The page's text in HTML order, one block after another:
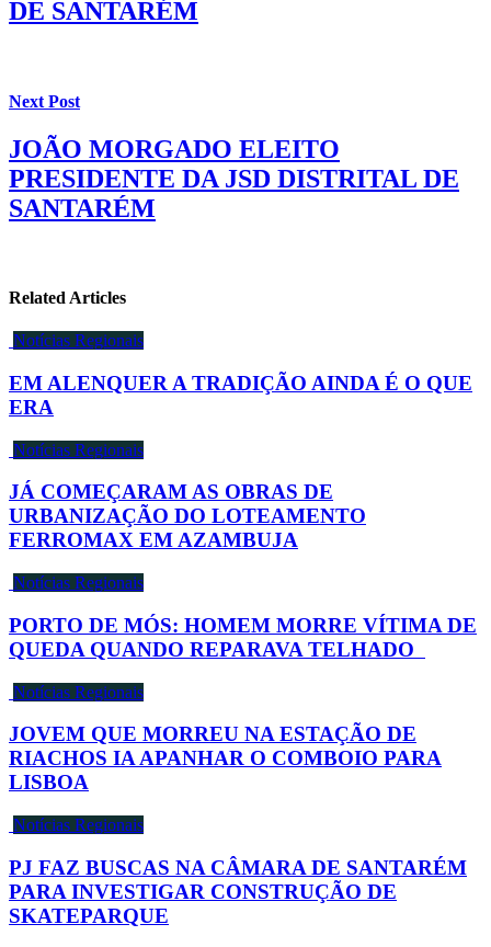
DE SANTARÉM
Next Post
JOÃO MORGADO ELEITO
PRESIDENTE DA JSD DISTRITAL DE
SANTARÉM
Related Articles
Notícias Regionais
EM ALENQUER A TRADIÇÃO AINDA É O QUE
ERA
Notícias Regionais
JÁ COMEÇARAM AS OBRAS DE
URBANIZAÇÃO DO LOTEAMENTO
FERROMAX EM AZAMBUJA
Notícias Regionais
PORTO DE MÓS: HOMEM MORRE VÍTIMA DE
QUEDA QUANDO REPARAVA TELHADO
Notícias Regionais
JOVEM QUE MORREU NA ESTAÇÃO DE
RIACHOS IA APANHAR O COMBOIO PARA
LISBOA
Notícias Regionais
PJ FAZ BUSCAS NA CÂMARA DE SANTARÉM
PARA INVESTIGAR CONSTRUÇÃO DE
SKATEPARQUE